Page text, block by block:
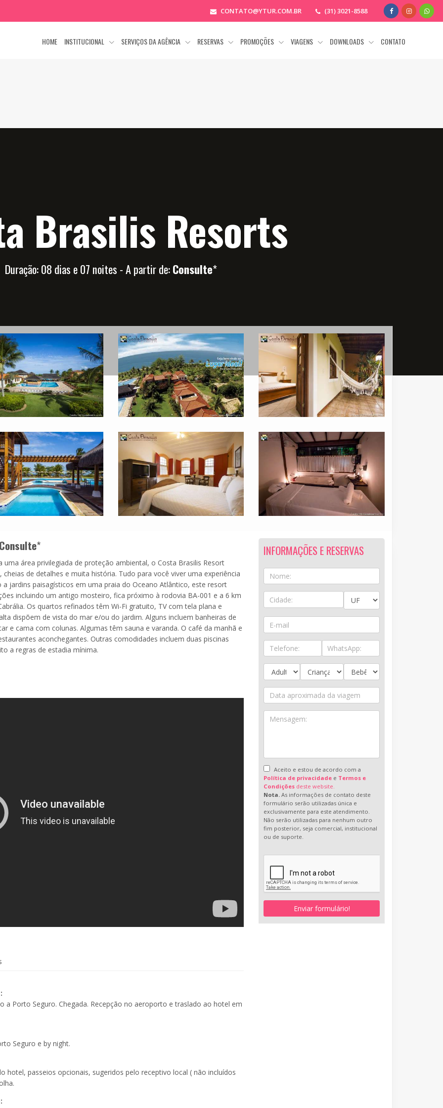
CONTATO@YTUR.COM.BR (31) 3021-8588
HOME INSTITUCIONAL SERVIÇOS DA AGÊNCIA RESERVAS PROMOÇÕES VIAGENS DOWNLOADS CONTATO
Brasilis Resorts
Duração: 08 dias e 07 noites - A partir de:Consulte*
*
área privilegiada de proteção ambiental, o Costa Brasilis Resort
de detalhes e muita história. Tudo para você viver uma experiência
jardins paisagísticos em uma praia do Oceano Atlântico, este resort
incluindo um antigo mosteiro, fica próximo à rodovia BA-001 e a 6 km
Os quartos refinados têm Wi-Fi gratuito, TV com tela plana e
dispõem de vista do mar e/ou do jardim. Alguns incluem banheiras de
e cama com colunas. Algumas têm sauna e varanda. O café da manhã e
aconchegantes. Outras comodidades incluem duas piscinas
a regras de estadia mínima.
a Porto Seguro. Chegada. Recepção no aeroporto e traslado ao hotel em
Seguro e by night.
hotel, passeios opcionais, sugeridos pelo receptivo local ( não incluídos
INFORMAÇÕES E RESERVAS
Aceito e estou de acordo com a
Política de privacidade e Termos e
Condições deste website.
Nota. As informações de contato deste
formulário serão utilizadas única e
exclusivamente para este atendimento.
Não serão utilizadas para nenhum outro
fim posterior, seja comercial, institucional
ou de suporte.
Enviar formulário!